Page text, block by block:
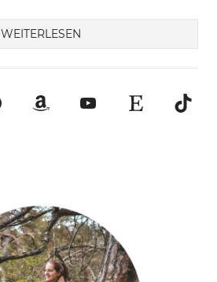
WEITERLESEN
AmazonYouTube
Etsy-Shop